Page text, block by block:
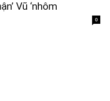
Vũ ‘nhôm
0